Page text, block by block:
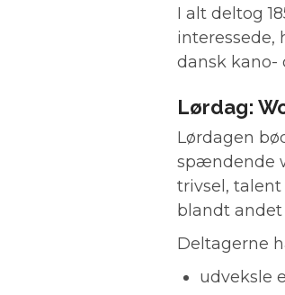
I alt deltog
dansk kano-
Lørdag:
Lørdagen
spændende
trivsel,
blandt
Deltagerne
udveksle